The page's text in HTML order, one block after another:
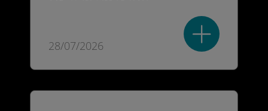
28/07/2026